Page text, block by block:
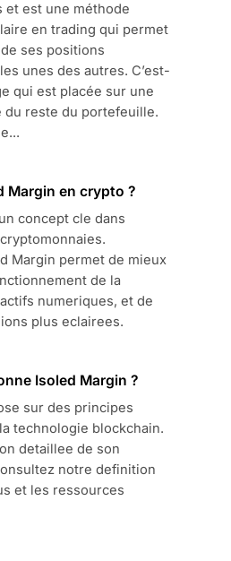
et est une méthode
en trading qui permet
ses positions
unes des autres. C’est-
qui est placée sur une
du reste du portefeuille.
Margin en crypto ?
concept cle dans
Margin permet de mieux
de la
numeriques, et de
plus eclairees.
Isoled Margin ?
sur des principes
technologie blockchain.
detaillee de son
notre definition
et les ressources